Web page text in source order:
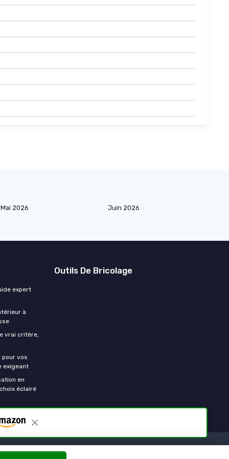
Mai 2026
Juin 2026
expert
à
vrai critère,
pour vos
exigeant
en
éclairé
Outils De Bricolage